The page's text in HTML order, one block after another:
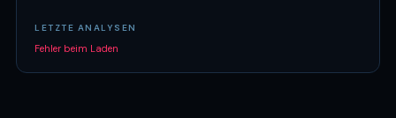
LETZTE ANALYSEN
Fehler beim Laden